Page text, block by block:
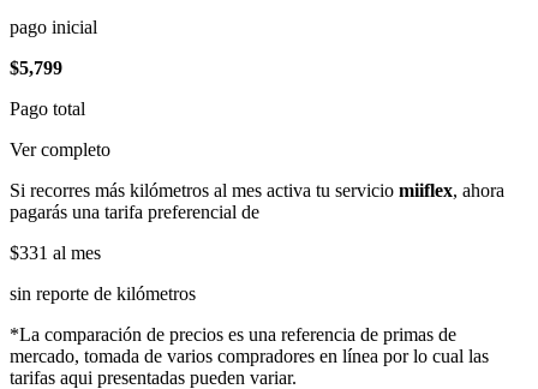
pago inicial
$5,799
Pago total
Ver completo
Si recorres más kilómetros al mes activa tu servicio miiflex, ahora
pagarás una tarifa preferencial de
$331 al mes
sin reporte de kilómetros
*La comparación de precios es una referencia de primas de
mercado, tomada de varios compradores en línea por lo cual las
tarifas aqui presentadas pueden variar.